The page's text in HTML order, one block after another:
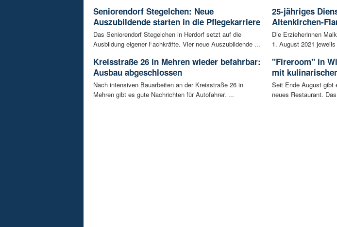
Seniorendorf Stegelchen: Neue
Auszubildende starten in die Pflegekarriere
Das Seniorendorf Stegelchen in Herdorf setzt auf die
Ausbildung eigener Fachkräfte. Vier neue Auszubildende ...
Kreisstraße 26 in Mehren wieder befahrbar:
Ausbau abgeschlossen
Nach intensiven Bauarbeiten an der Kreisstraße 26 in
Mehren gibt es gute Nachrichten für Autofahrer. ...
25-jähriges
Altenkirchen-
Die Erzieherinnen
1. August 2021
"Fireroom" in
mit
Seit Ende August gibt
neues Restaurant.